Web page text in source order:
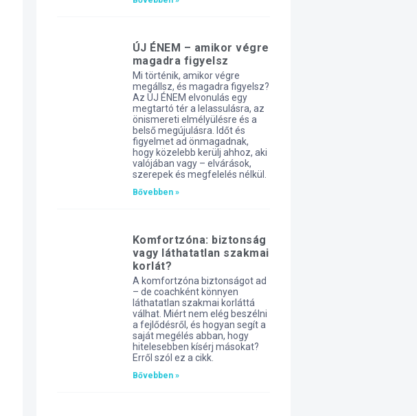
ÚJ ÉNEM – amikor végre
magadra figyelsz
Mi történik, amikor végre
megállsz, és magadra figyelsz?
Az ÚJ ÉNEM elvonulás egy
megtartó tér a lelassulásra, az
önismereti elmélyülésre és a
belső megújulásra. Időt és
figyelmet ad önmagadnak,
hogy közelebb kerülj ahhoz, aki
valójában vagy – elvárások,
szerepek és megfelelés nélkül.
Bővebben »
Komfortzóna: biztonság
vagy láthatatlan szakmai
korlát?
A komfortzóna biztonságot ad
– de coachként könnyen
láthatatlan szakmai korláttá
válhat. Miért nem elég beszélni
a fejlődésről, és hogyan segít a
saját megélés abban, hogy
hitelesebben kísérj másokat?
Erről szól ez a cikk.
Bővebben »